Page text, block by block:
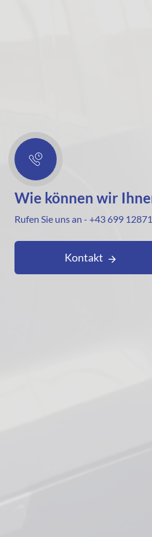
Wie können wir
Rufen Sie uns an - +43 699
Kontakt